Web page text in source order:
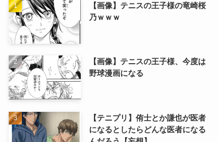
【画像】テニスの王子様の竜崎桜
乃ｗｗｗ
【画像】テニスの王子様、今度は
野球漫画になる
【テニプリ】侑士とか謙也が医者
になるとしたらどんな医者になる